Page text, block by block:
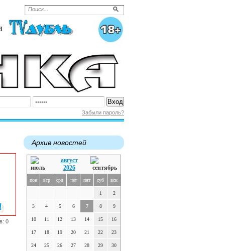
Забыли пароль?
0
Архив новостей
август
2026
пон втр срд чет пят суб вск
1 2
3 4 5 6 7 8 9
10 11 12 13 14 15 16
17 18 19 20 21 22 23
24 25 26 27 28 29 30